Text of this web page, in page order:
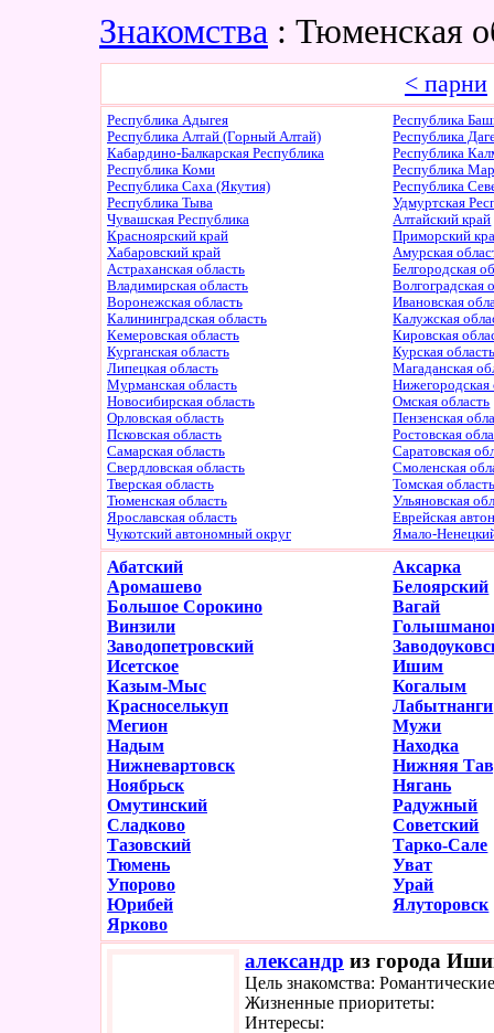
Знакомства : Тюменская
< парни
Республика Адыгея
Республика
Республика Алтай (Горный Алтай)
Республика
Кабардино-Балкарская Республика
Республика
Республика Коми
Республика
Республика Саха (Якутия)
Республика
Республика Тыва
Удмуртская
Чувашская Республика
Алтайский край
Красноярский край
Приморский
Хабаровский край
Амурская
Астраханская область
Белгородская
Владимирская область
Волгоградская
Воронежская область
Ивановская
Калининградская область
Калужская
Кемеровская область
Кировская
Курганская область
Курская
Липецкая область
Магаданская
Мурманская область
Нижегородская
Новосибирская область
Омская область
Орловская область
Пензенская
Псковская область
Ростовская
Самарская область
Саратовская
Свердловская область
Смоленская
Тверская область
Томская
Тюменская область
Ульяновская
Ярославская область
Еврейская
Чукотский автономный округ
Ямало-
Абатский
Аксарка
Аромашево
Белоярский
Большое Сорокино
Вагай
Винзили
Заводопетровский
Исетское
Ишим
Казым-Мыс
Когалым
Красноселькуп
Лабытнанги
Мегион
Мужи
Надым
Находка
Нижневартовск
Нижняя
Ноябрьск
Нягань
Омутинский
Радужный
Сладково
Советский
Тазовский
Тарко-Сале
Тюмень
Уват
Упорово
Урай
Юрибей
Ялуторовск
Ярково
александр из города
Цель знакомства:
Жизненные приоритеты:
Интересы: